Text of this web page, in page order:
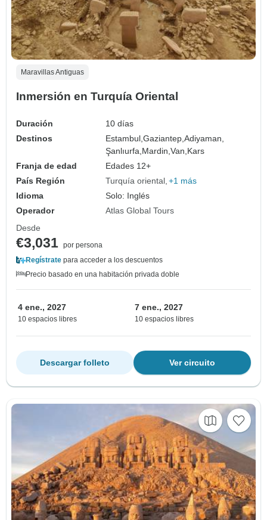
Maravillas Antiguas
Inmersión en Turquía Oriental
Duración
10 días
Destinos
Estambul,Gaziantep,Adiyaman,
Şanlıurfa,Mardin,Van,Kars
Franja de edad
Edades 12+
País Región
Turquía oriental +1 más
Idioma
Solo: Inglés
Operador
Atlas Global Tours
Desde
€3,031 por persona
Regístrate para acceder a los descuentos
Precio basado en una habitación privada doble
4 ene., 2027
10 espacios libres
7 ene., 2027
10 espacios libres
Ver circuito
Descargar folleto